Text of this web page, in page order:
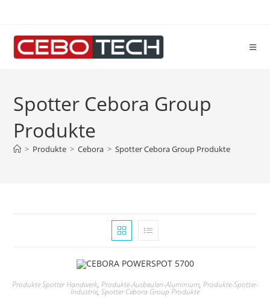
springen
Spotter Cebora Group
Produkte
> Produkte > Cebora > Spotter Cebora Group Produkte
Produkte Spotter Handwerk, Produkte-Ausbeulen-Aluminium, Produkte-Spotter-
Industrie, Spotter Cebora Group Produkte